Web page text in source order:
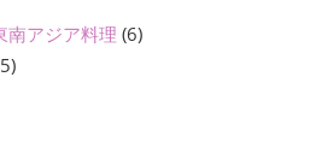
南アジア料理 (6)